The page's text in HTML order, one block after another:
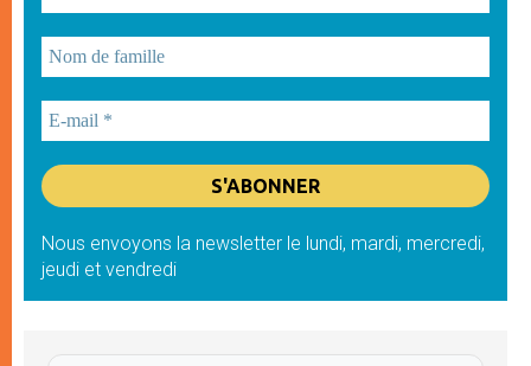
Nous envoyons la newsletter le lundi, mardi, mercredi,
jeudi et vendredi